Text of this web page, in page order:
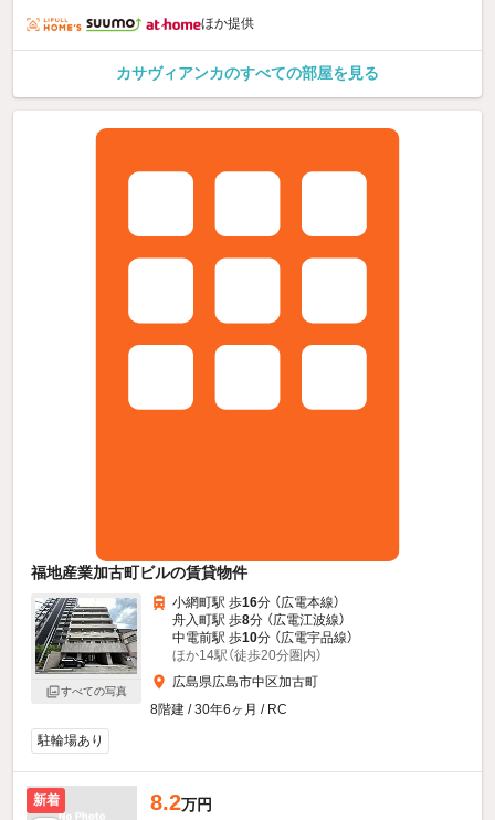
ほか提供
カサヴィアンカのすべての部屋を見る
福地産業加古町ビルの賃貸物件
すべての写真
小網町駅 歩16分 （広電本線）
舟入町駅 歩8分 （広電江波線）
中電前駅 歩10分 （広電宇品線）
ほか14駅（徒歩20分圏内）
広島県広島市中区加古町
8階建 / 30年6ヶ月 / RC
駐輪場あり
新着 8.2万円